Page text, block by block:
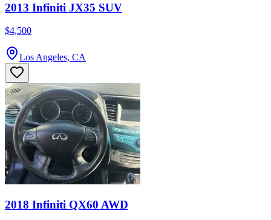
2013 Infiniti JX35 SUV
$4,500
Los Angeles, CA
2018 Infiniti QX60 AWD